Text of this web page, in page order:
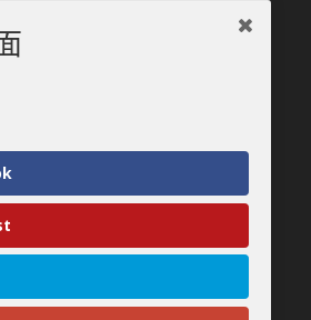
头
关于地籍的信息 -